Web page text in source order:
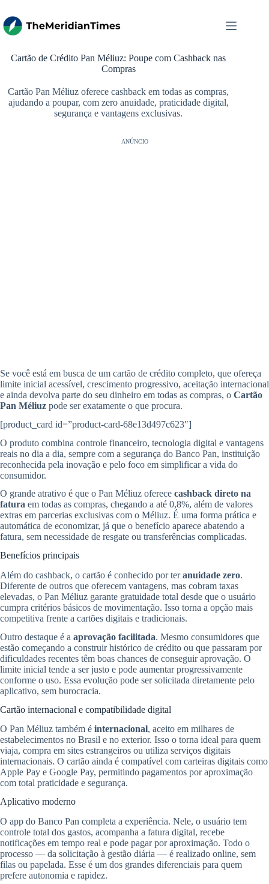
para
o
Cartão de Crédito Pan Méliuz: Poupe com Cashback nas
Compras
Cartão Pan Méliuz oferece cashback em todas as compras,
ajudando a poupar, com zero anuidade, praticidade digital,
segurança e vantagens exclusivas.
ANÚNCIO
Se você está em busca de um cartão de crédito completo, que ofereça
limite inicial acessível, crescimento progressivo, aceitação internacional
e ainda devolva parte do seu dinheiro em todas as compras, o Cartão
Pan Méliuz pode ser exatamente o que procura.
[product_card id=”product-card-68e13d497c623″]
O produto combina controle financeiro, tecnologia digital e vantagens
reais no dia a dia, sempre com a segurança do Banco Pan, instituição
reconhecida pela inovação e pelo foco em simplificar a vida do
consumidor.
O grande atrativo é que o Pan Méliuz oferece cashback direto na
fatura em todas as compras, chegando a até 0,8%, além de valores
extras em parcerias exclusivas com o Méliuz. É uma forma prática e
automática de economizar, já que o benefício aparece abatendo a
fatura, sem necessidade de resgate ou transferências complicadas.
Benefícios principais
Além do cashback, o cartão é conhecido por teranuidade zero.
Diferente de outros que oferecem vantagens, mas cobram taxas
elevadas, o Pan Méliuz garante gratuidade total desde que o usuário
cumpra critérios básicos de movimentação. Isso torna a opção mais
competitiva frente a cartões digitais e tradicionais.
Outro destaque é a aprovação facilitada. Mesmo consumidores que
estão começando a construir histórico de crédito ou que passaram por
dificuldades recentes têm boas chances de conseguir aprovação. O
limite inicial tende a ser justo e pode aumentar progressivamente
conforme o uso. Essa evolução pode ser solicitada diretamente pelo
aplicativo, sem burocracia.
Cartão internacional e compatibilidade digital
O Pan Méliuz também é internacional, aceito em milhares de
estabelecimentos no Brasil e no exterior. Isso o torna ideal para quem
viaja, compra em sites estrangeiros ou utiliza serviços digitais
internacionais. O cartão ainda é compatível com carteiras digitais como
Apple Pay e Google Pay, permitindo pagamentos por aproximação
com total praticidade e segurança.
Aplicativo moderno
O app do Banco Pan completa a experiência. Nele, o usuário tem
controle total dos gastos, acompanha a fatura digital, recebe
notificações em tempo real e pode pagar por aproximação. Todo o
processo — da solicitação à gestão diária — é realizado online, sem
filas ou papelada. Esse é um dos grandes diferenciais para quem
prefere autonomia e rapidez.